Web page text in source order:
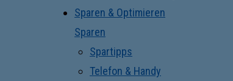
Sparen & Optimieren
Sparen
Spartipps
Telefon & Handy